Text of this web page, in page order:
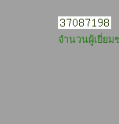
จำนวนผู้เยี่ยม